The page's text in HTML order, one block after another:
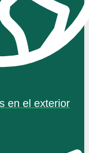
en el exterior